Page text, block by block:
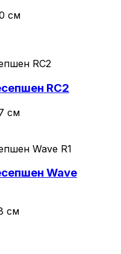
см
RC2
см
Wave
см